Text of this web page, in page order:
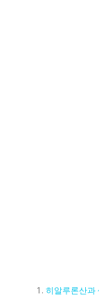
히알루론산과